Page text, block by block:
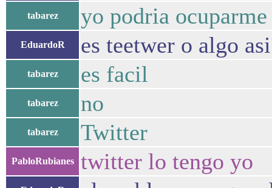
tabarez yo podria
EduardoR es teetwer o algo
tabarez es facil
tabarez no
tabarez Twitter
PabloRubianes twitter lo tengo yo